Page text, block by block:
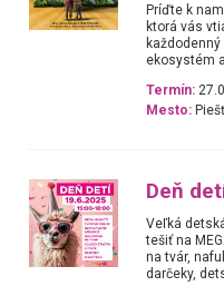
Príďte k
ktorá vás
ekosystém
Termín:
Mesto:
Deň
Veľká
tešiť na
na tvár,
darčeky,